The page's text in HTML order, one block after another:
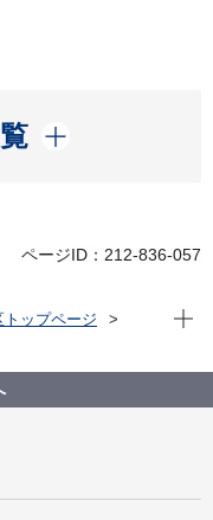
ページID：212-836-057
トップページ
ス、こどもログハウ
現在